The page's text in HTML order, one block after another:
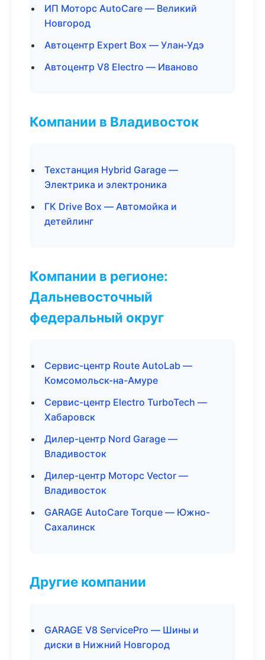
ИП Моторс AutoCare — Великий
Новгород
Автоцентр Expert Box — Улан-Удэ
Автоцентр V8 Electro — Иваново
Компании в Владивосток
Техстанция Hybrid Garage —
Электрика и электроника
ГК Drive Box — Автомойка и
детейлинг
Компании в регионе:
Дальневосточный
федеральный округ
Сервис-центр Route AutoLab —
Комсомольск-на-Амуре
Сервис-центр Electro TurboTech —
Хабаровск
Дилер-центр Nord Garage —
Владивосток
Дилер-центр Моторс Vector —
Владивосток
GARAGE AutoCare Torque — Южно-
Сахалинск
Другие компании
GARAGE V8 ServicePro — Шины и
диски в Нижний Новгород